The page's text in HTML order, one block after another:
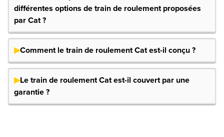
différentes options de train de roulement proposées
par Cat ?
Comment le train de roulement Cat est-il conçu ?
Le train de roulement Cat est-il couvert par une
garantie ?